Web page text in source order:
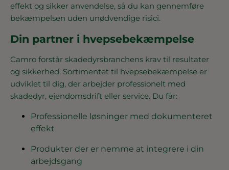
effekt og sikker anvendelse, så du kan gennemføre
bekæmpelsen uden unødvendige risici.
Din partner i hvepsebekæmpelse
Camro forstår skadedyrsbranchens krav til resultater
og sikkerhed. Sortimentet til hvepsebekæmpelse er
udviklet til dig, der arbejder professionelt med
skadedyr, ejendomsdrift eller service. Du får:
Professionelle løsninger med dokumenteret
effekt
Produkter der er nemme at integrere i din
arbejdsgang